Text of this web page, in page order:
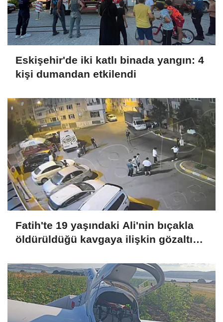
Eskişehir'de iki katlı binada yangın: 4
kişi dumandan etkilendi
Fatih'te 19 yaşındaki Ali'nin bıçakla
öldürüldüğü kavgaya ilişkin gözaltı